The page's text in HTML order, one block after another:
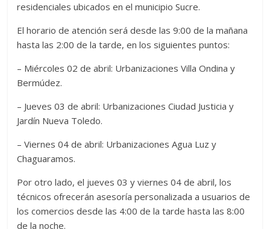
residenciales ubicados en el municipio Sucre.
El horario de atención será desde las 9:00 de la mañana
hasta las 2:00 de la tarde, en los siguientes puntos:
– Miércoles 02 de abril: Urbanizaciones Villa Ondina y
Bermúdez.
– Jueves 03 de abril: Urbanizaciones Ciudad Justicia y
Jardín Nueva Toledo.
– Viernes 04 de abril: Urbanizaciones Agua Luz y
Chaguaramos.
Por otro lado, el jueves 03 y viernes 04 de abril, los
técnicos ofrecerán asesoría personalizada a usuarios de
los comercios desde las 4:00 de la tarde hasta las 8:00
de la noche.